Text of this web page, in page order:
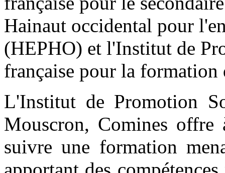
Hainaut occidental pour
(HEPHO) et l'Institut de
française pour la formation
L'Institut de Promotion
Mouscron, Comines
suivre une formation